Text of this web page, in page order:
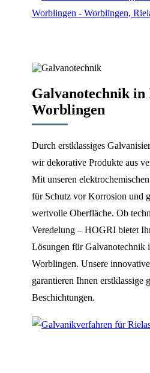
Galvanotechnik in
Worblingen
Durch erstklassiges
wir dekorative Produkte aus
Mit unseren
für Schutz vor Korrosion und
wertvolle Oberfläche. Ob
Veredelung – HOGRI bietet
Lösungen für Galvanotechnik
Worblingen. Unsere
garantieren Ihnen erstklassige
Beschichtungen.